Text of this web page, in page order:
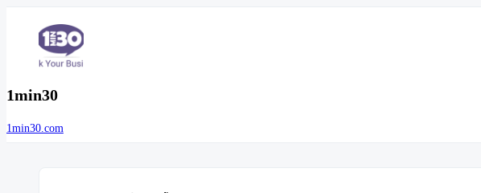
1min30
1min30.com